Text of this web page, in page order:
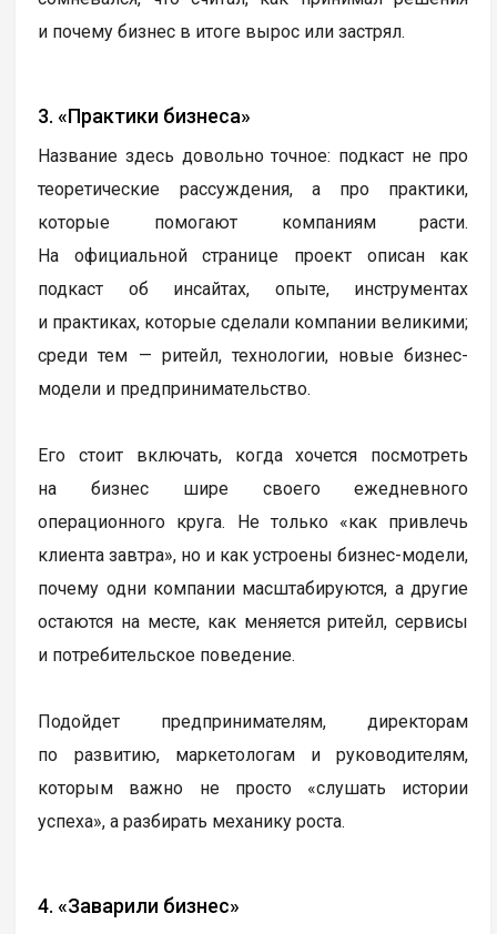
и почему бизнес в итоге вырос или застрял.
3. «Практики бизнеса»
Название здесь довольно точное: подкаст не про
теоретические рассуждения, а про практики,
которые помогают компаниям расти.
На официальной странице проект описан как
подкаст об инсайтах, опыте, инструментах
и практиках, которые сделали компании великими;
среди тем — ритейл, технологии, новые бизнес-
модели и предпринимательство.
Его стоит включать, когда хочется посмотреть
на бизнес шире своего ежедневного
операционного круга. Не только «как привлечь
клиента завтра», но и как устроены бизнес-модели,
почему одни компании масштабируются, а другие
остаются на месте, как меняется ритейл, сервисы
и потребительское поведение.
Подойдет предпринимателям, директорам
по развитию, маркетологам и руководителям,
которым важно не просто «слушать истории
успеха», а разбирать механику роста.
4. «Заварили бизнес»